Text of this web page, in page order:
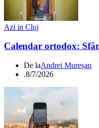
Azi in Cluj
Calendar ortodox:
De laAndrei Mureșan
.8/7/2026